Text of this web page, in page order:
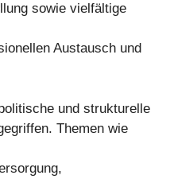
sowie vielfältige
Austausch und
und strukturelle
Themen wie